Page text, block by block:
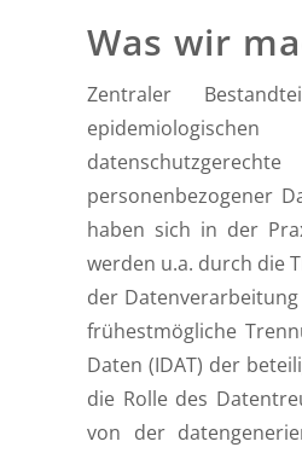
Was wir
Zentraler
personenbezogener
haben sich in der
werden u.a. durch die
der
frühestmögliche
Daten (IDAT) der
die Rolle des
von der